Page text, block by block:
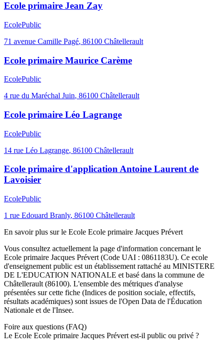
Ecole primaire Jean Zay
EcolePublic
71 avenue Camille Pagé, 86100 Châtellerault
Ecole primaire Maurice Carème
EcolePublic
4 rue du Maréchal Juin, 86100 Châtellerault
Ecole primaire Léo Lagrange
EcolePublic
14 rue Léo Lagrange, 86100 Châtellerault
Ecole primaire d'application Antoine Laurent de
Lavoisier
EcolePublic
1 rue Edouard Branly, 86100 Châtellerault
En savoir plus sur le Ecole Ecole primaire Jacques Prévert
Vous consultez actuellement la page d'information concernant le
Ecole primaire Jacques Prévert (Code UAI : 0861183U). Ce ecole
d'enseignement public est un établissement rattaché au MINISTERE
DE L'EDUCATION NATIONALE et basé dans la commune de
Châtellerault (86100). L'ensemble des métriques d'analyse
présentées sur cette fiche (Indices de position sociale, effectifs,
résultats académiques) sont issues de l'Open Data de l'Éducation
Nationale et de l'Insee.
Foire aux questions (FAQ)
Le Ecole Ecole primaire Jacques Prévert est-il public ou privé ?